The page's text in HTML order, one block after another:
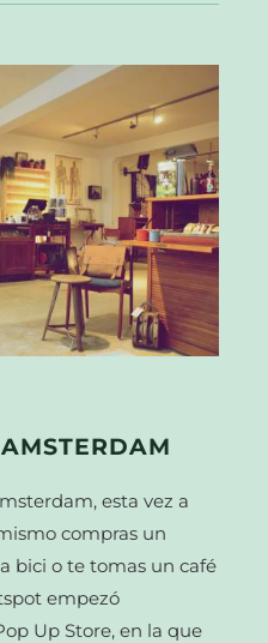
esta vez a
compras un
bici o te tomas un café
empezó
Up Store, en la que